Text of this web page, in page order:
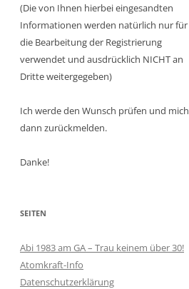
(Die von Ihnen hierbei eingesandten
Informationen werden natürlich nur für
die Bearbeitung der Registrierung
verwendet und ausdrücklich NICHT an
Dritte weitergegeben)
Ich werde den Wunsch prüfen und mich
dann zurückmelden.
Danke!
SEITEN
Abi 1983 am GA – Trau keinem über 30!
Atomkraft-Info
Datenschutzerklärung